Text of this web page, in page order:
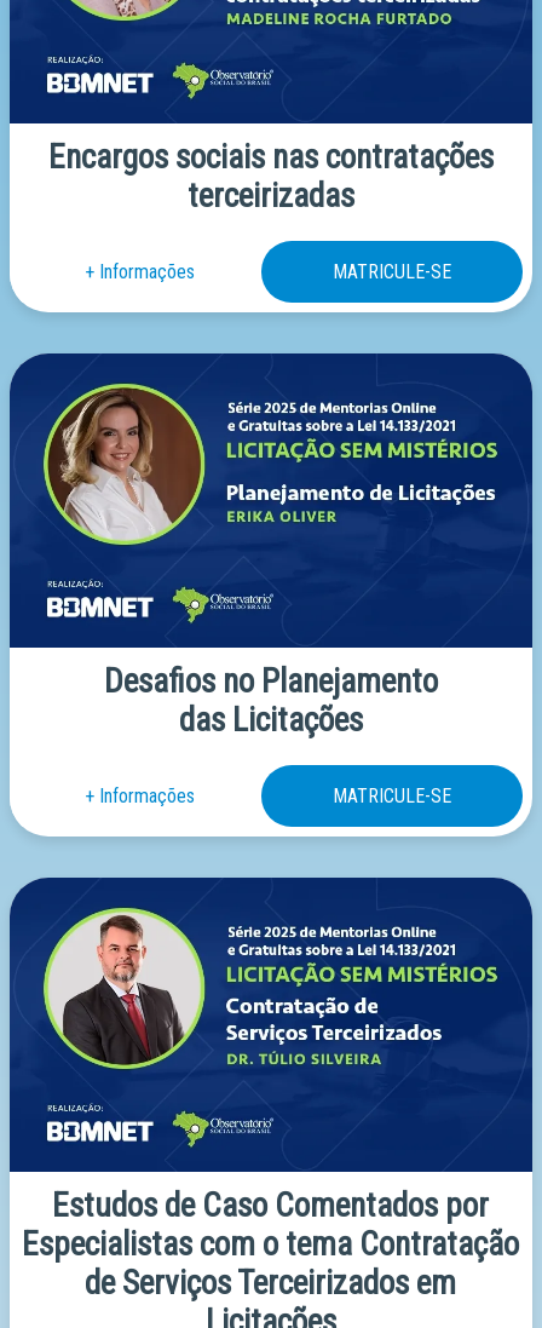
Encargos sociais nas contratações
terceirizadas
Desafios no Planejamento
das Licitações
Estudos de Caso Comentados por
Especialistas com o tema Contratação
de Serviços Terceirizados em